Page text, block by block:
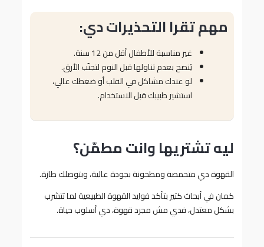
مهم تقرا التحذيرات دي:
غير مناسبة للأطفال أقل من 12 سنة.
يُنصح بعدم تناولها قبل النوم لتجنّب الأرق.
لو عندك مشاكل في القلب أو ضغطك عالي،
استشير طبيبك قبل الاستخدام.
ليه تشتريها وانت مطمّن؟
القهوة دي متحمصة ومطحونة بجودة عالية، وبتوصلك طازة.
كمان في أبحاث كتير بتأكد فوايد القهوة الطبيعية لما تتشرب
بشكل معتدل، فدي مش مجرد قهوة، دي أسلوب حياة.